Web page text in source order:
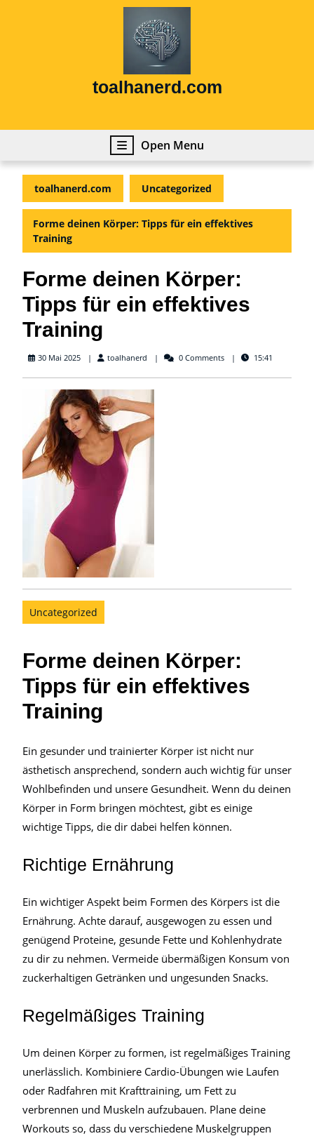
toalhanerd.com
Open Menu
Menu
toalhanerd.com Uncategorized
Forme deinen Körper: Tipps für ein effektives
Training
Forme deinen Körper:
Tipps für ein effektives
Training
30 Mai 2025 toalhanerd toalhanerd0 Comments 15:41
Uncategorized
Forme deinen Körper:
Tipps für ein effektives
Training
Ein gesunder und trainierter Körper ist nicht nur
ästhetisch ansprechend, sondern auch wichtig für unser
Wohlbefinden und unsere Gesundheit. Wenn du deinen
Körper in Form bringen möchtest, gibt es einige
wichtige Tipps, die dir dabei helfen können.
Richtige Ernährung
Ein wichtiger Aspekt beim Formen des Körpers ist die
Ernährung. Achte darauf, ausgewogen zu essen und
genügend Proteine, gesunde Fette und Kohlenhydrate
zu dir zu nehmen. Vermeide übermäßigen Konsum von
zuckerhaltigen Getränken und ungesunden Snacks.
Regelmäßiges Training
Um deinen Körper zu formen, ist regelmäßiges Training
unerlässlich. Kombiniere Cardio-Übungen wie Laufen
oder Radfahren mit Krafttraining, um Fett zu
verbrennen und Muskeln aufzubauen. Plane deine
Workouts so, dass du verschiedene Muskelgruppen